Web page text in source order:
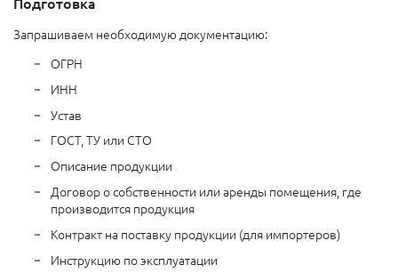
Запрашиваем необходимую документацию:
ОГРН
ИНН
Устав
ГОСТ, ТУ или СТО
Описание продукции
Договор о собственности или аренды помещения, где
производится продукция
Контракт на поставку продукции (для импортеров)
Инструкцию по эксплуатации